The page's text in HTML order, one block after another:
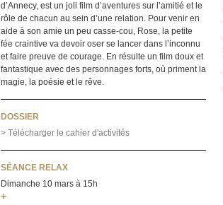
d’Annecy, est un joli film d’aventures sur l’amitié et le
rôle de chacun au sein d’une relation. Pour venir en
aide à son amie un peu casse-cou, Rose, la petite
fée craintive va devoir oser se lancer dans l’inconnu
et faire preuve de courage. En résulte un film doux et
fantastique avec des personnages forts, où priment la
magie, la poésie et le rêve.
DOSSIER
> Télécharger le cahier d'activités
SÉANCE RELAX
Dimanche 10 mars à 15h
+